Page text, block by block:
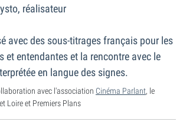
réalisateur
avec des sous-titrages français pour les
et entendantes et la rencontre avec le
en langue des signes.
avec l'association Cinéma Parlant, le
Loire et Premiers Plans